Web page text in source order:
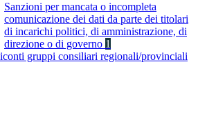
Sanzioni per mancata o incompleta
comunicazione dei dati da parte dei titolari
di incarichi politici, di amministrazione, di
direzione o di governo 1
gruppi consiliari regionali/provinciali